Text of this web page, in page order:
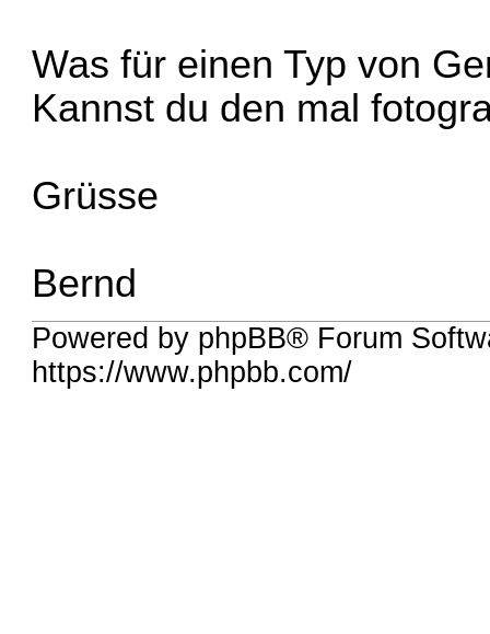
Was für einen Typ von
Kannst du den mal
Grüsse
Bernd
Powered by phpBB® Forum
https://www.phpbb.com/